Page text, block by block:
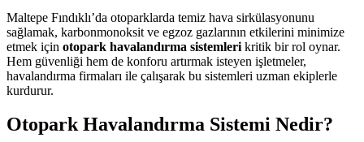
Maltepe Fındıklı’da otoparklarda temiz hava sirkülasyonunu
sağlamak, karbonmonoksit ve egzoz gazlarının etkilerini minimize
etmek için otopark havalandırma sistemleri kritik bir rol oynar.
Hem güvenliği hem de konforu artırmak isteyen işletmeler,
havalandırma firmaları ile çalışarak bu sistemleri uzman ekiplerle
kurdurur.
Otopark Havalandırma Sistemi Nedir?